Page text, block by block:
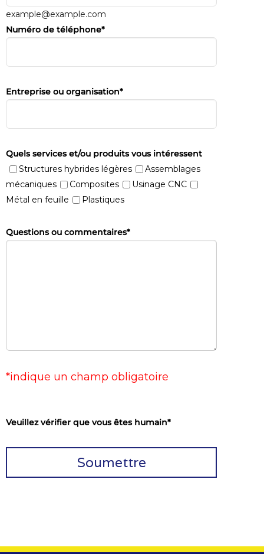
example@example.com
Numéro de téléphone*
Entreprise ou organisation*
Quels services et/ou produits vous intéressent
Structures hybrides légères
Assemblages
mécaniques
Composites
Usinage CNC
Métal en feuille
Plastiques
Questions ou commentaires*
*indique un champ obligatoire
Veuillez vérifier que vous êtes humain*
Soumettre